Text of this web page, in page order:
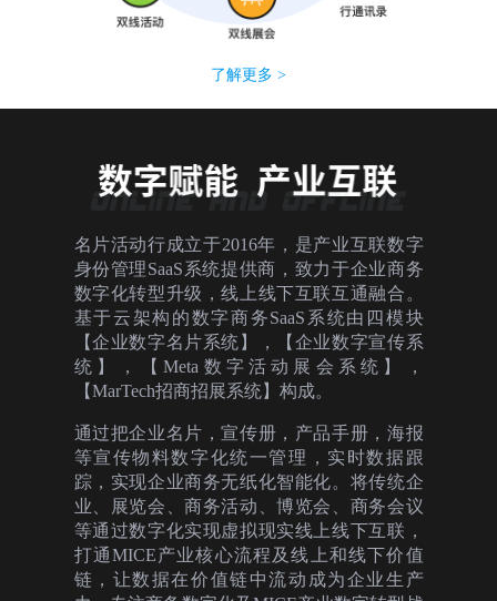
了解更多 >
名片活动行成立于2016年，是产业互联数字
身份管理SaaS系统提供商，致力于企业商务
数字化转型升级，线上线下互联互通融合。
基于云架构的数字商务SaaS系统由四模块
【企业数字名片系统】，【企业数字宣传系
统】，【Meta数字活动展会系统】，
【MarTech招商招展系统】构成。
通过把企业名片，宣传册，产品手册，海报
等宣传物料数字化统一管理，实时数据跟
踪，实现企业商务无纸化智能化。将传统企
业、展览会、商务活动、博览会、商务会议
等通过数字化实现虚拟现实线上线下互联，
打通MICE产业核心流程及线上和线下价值
链，让数据在价值链中流动成为企业生产